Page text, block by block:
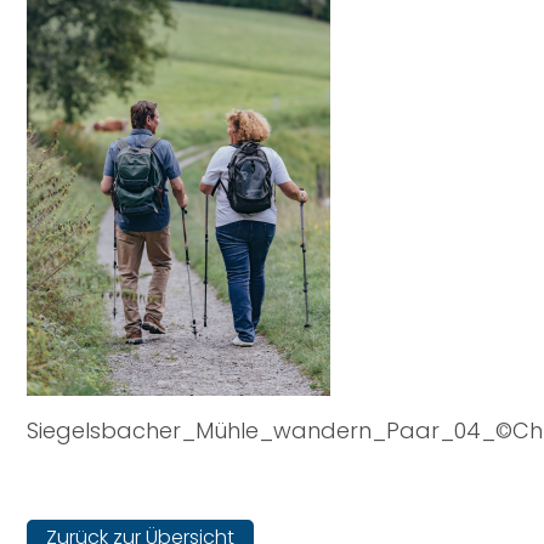
Zurück zur Übersicht